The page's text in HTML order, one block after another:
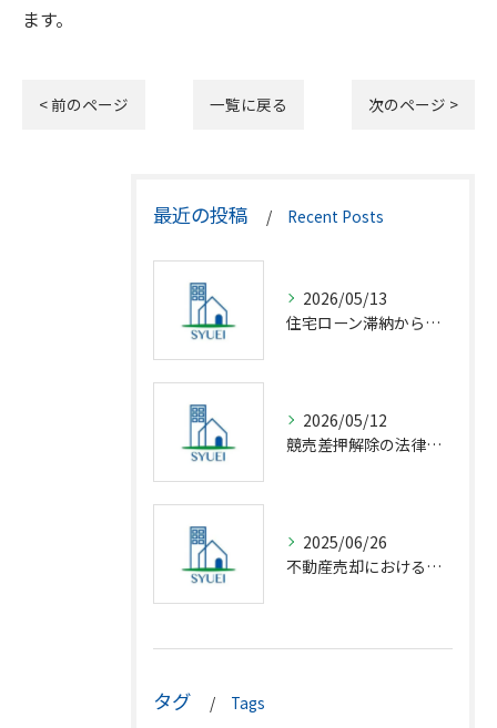
ます。
< 前のページ 一覧に戻る 次のページ >
最近の投稿 Recent Posts
2026/05/13
住宅ローン滞納から競売回避の解決策
2026/05/12
競売差押解除の法律相談完全解説
2025/06/26
不動産売却における仲介の基礎知識
タグ Tags